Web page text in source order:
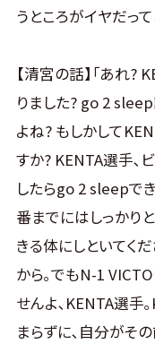
うところがイヤだっ
【清宮の話】｢あれ?
りました? go 2
よね? もしかして
すか? KENTA選手､
したらgo 2 sleepで
番までにはしっかり
きる体にしといてく
から｡でもN-1
せんよ､KENTA選手
まらずに､自分がそ